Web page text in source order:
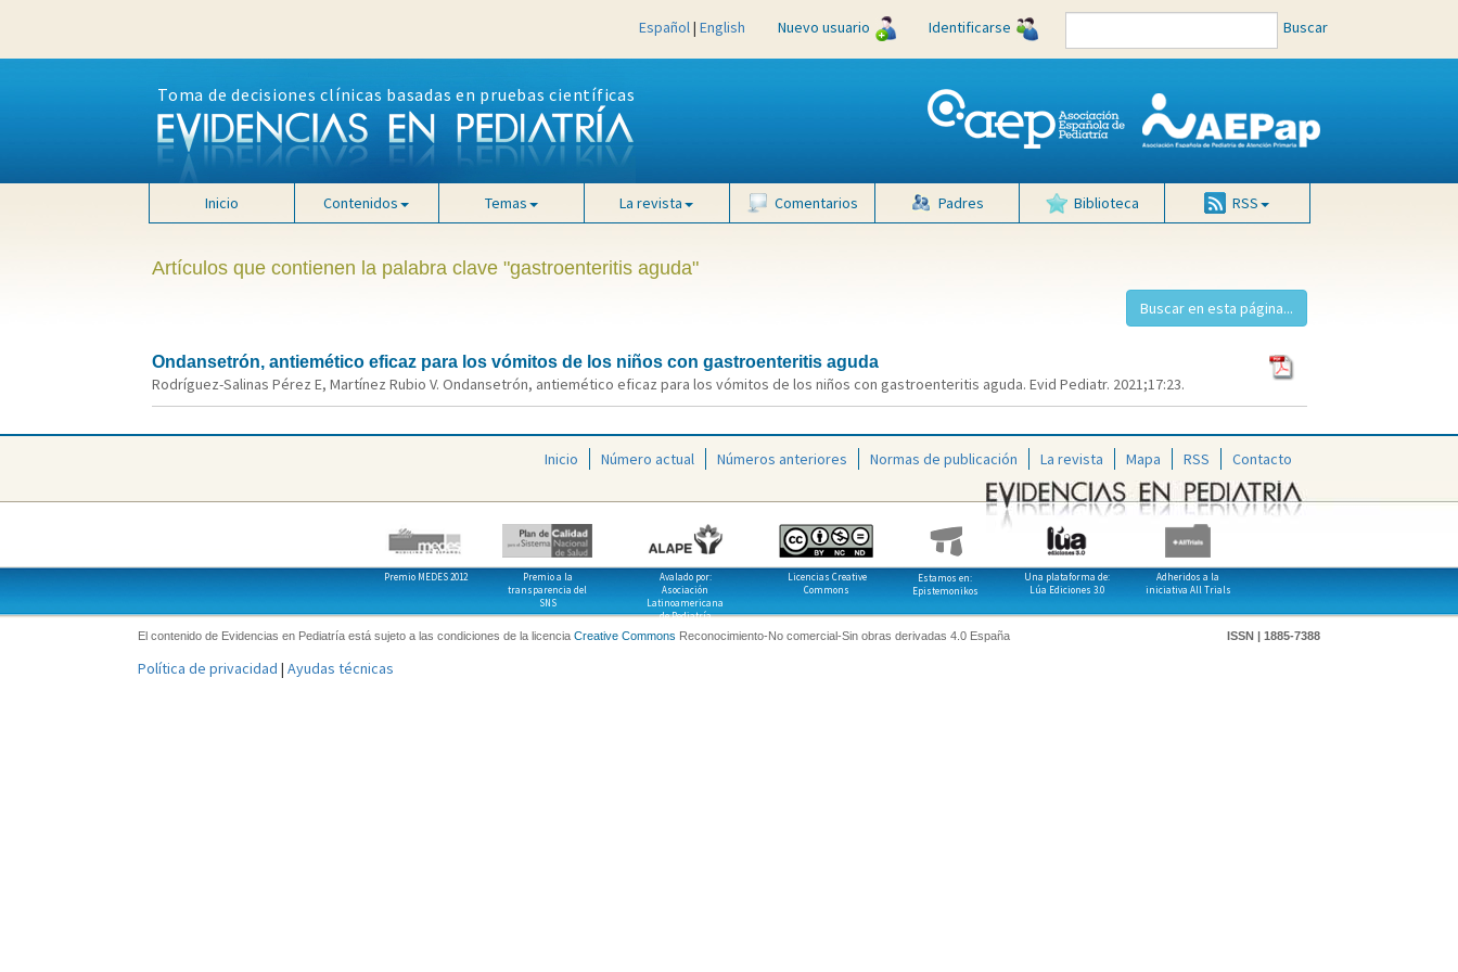
Español| English Nuevo usuario Identificarse Buscar
Toma de decisiones clínicas basadas en pruebas científicas
Inicio Contenidos Temas La revista Comentarios Padres Biblioteca RSS
Artículos que contienen la palabra clave "gastroenteritis aguda"
Ondansetrón, antiemético eficaz para los vómitos de los niños con gastroenteritis aguda
Rodríguez-Salinas Pérez E, Martínez Rubio V. Ondansetrón, antiemético eficaz para los vómitos de los niños con gastroenteritis aguda. Evid Pediatr. 2021;17:23.
Inicio Número actual Números anteriores Normas de publicación La revista Mapa RSS Contacto
Premio MEDES 2012
Premio a la
transparencia del
SNS
Avalado por:
Asociación
Latinoamericana
de Pediatría
Licencias Creative
Commons
Estamos en:
Epistemonikos
Una plataforma de:
Lúa Ediciones 3.0
Adheridos a la
iniciativa All Trials
El contenido de Evidencias en Pediatría está sujeto a las condiciones de la licencia Creative Commons Reconocimiento-No comercial-Sin obras derivadas 4.0 España ISSN | 1885-7388
Política de privacidad | Ayudas técnicas